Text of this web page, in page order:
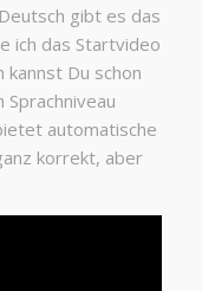
gibt es das
ich das Startvideo
kannst Du schon
automatische
korrekt, aber